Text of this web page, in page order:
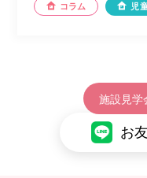
コラム 児
施設見学
お